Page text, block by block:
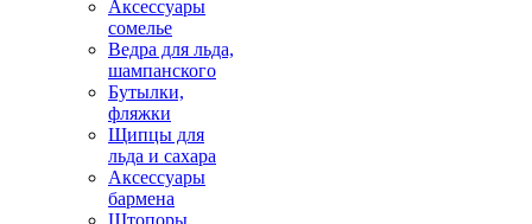
Аксессуары
сомелье
Ведра для льда,
шампанского
Бутылки,
фляжки
Щипцы для
льда и сахара
Аксессуары
бармена
Штопоры.